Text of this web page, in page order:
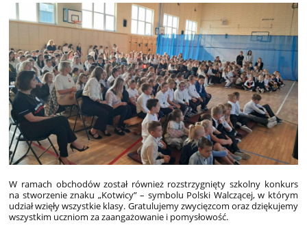
W ramach obchodów został również rozstrzygnięty szkolny konkurs
na stworzenie znaku „Kotwicy” – symbolu Polski Walczącej, w którym
udział wzięły wszystkie klasy. Gratulujemy zwycięzcom oraz dziękujemy
wszystkim uczniom za zaangażowanie i pomysłowość.